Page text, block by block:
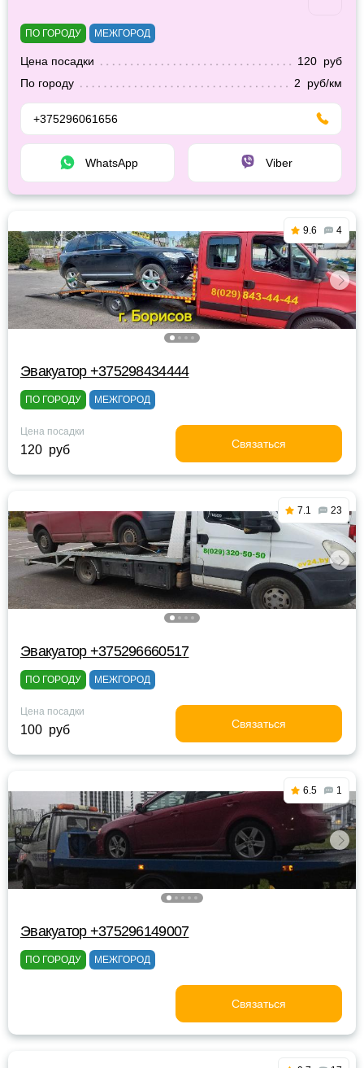
ПО ГОРОДУ МЕЖГОРОД
Цена посадки
120 руб
По городу
2 руб/км
+375296061656
WhatsApp Viber
9.6 4
Эвакуатор +375298434444
ПО ГОРОДУ МЕЖГОРОД
Цена посадки
120 руб Связаться
7.1 23
Эвакуатор +375296660517
ПО ГОРОДУ МЕЖГОРОД
Цена посадки
100 руб Связаться
6.5 1
Эвакуатор +375296149007
ПО ГОРОДУ МЕЖГОРОД
Связаться